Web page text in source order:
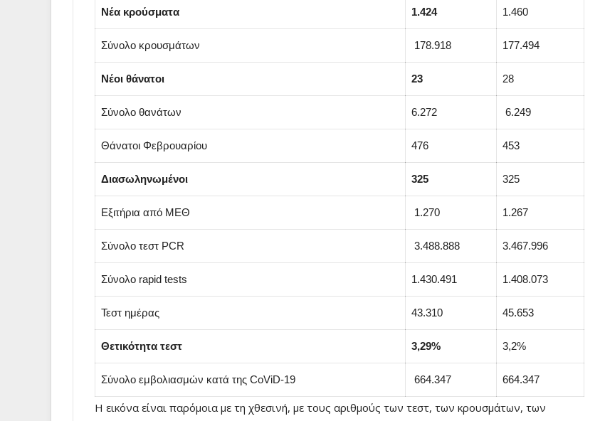
Νέα κρούσματα 1.424 1.460
Σύνολο κρουσμάτων 178.918 177.494
Νέοι θάνατοι 23 28
Σύνολο θανάτων 6.272 6.249
Θάνατοι Φεβρουαρίου 476 453
Διασωληνωμένοι 325 325
Εξιτήρια από ΜΕΘ 1.270 1.267
Σύνολο τεστ PCR 3.488.888 3.467.996
Σύνολο rapid tests 1.430.491 1.408.073
Τεστ ημέρας 43.310 45.653
Θετικότητα τεστ 3,29% 3,2%
Σύνολο εμβολιασμών κατά της CoViD-19 664.347 664.347
Η εικόνα είναι παρόμοια με τη χθεσινή, με τους αριθμούς των τεστ, των κρουσμάτων, των